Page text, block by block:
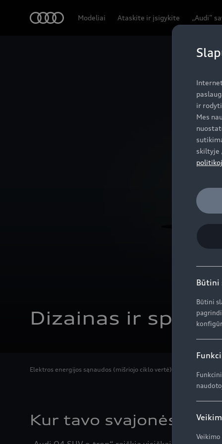
Modeliai Ataskite ir įsigykite „Audi“
Dizainas ir specifikacijos
Dizainas ir
Elektros energijos sąnaudos (mišriojo ciklo vertė): 19,1–15,3
Kur tavo svajonės
ir
Mes
skiltyje
Būtini
Būtini
Veikimo